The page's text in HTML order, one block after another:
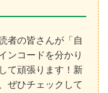
者の皆さんが「自
ンコードを分かり
て頑張ります！新
ぜひチェックして